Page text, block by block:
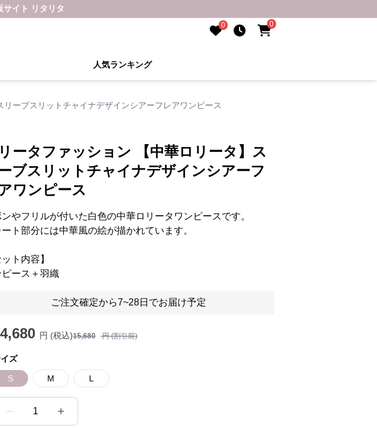
サイト リタリタ
0 0
人気ランキング
ーブスリットチャイナデザインシアーフレアワンピース
ータファッション 【中華ロリータ】ス
ブスリットチャイナデザインシアーフ
ワンピース
ンやフリルが付いた白色の中華ロリータワンピースです。
ート部分には中華風の絵が描かれています。
ット内容】
ピース＋羽織
ご注文確定から7~28日でお届け予定
円 (税込)15,680 円 (割引前)
ズ
S M L
1